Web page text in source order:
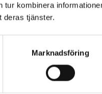
tur kombinera
deras tjänster.
Marknadsföring